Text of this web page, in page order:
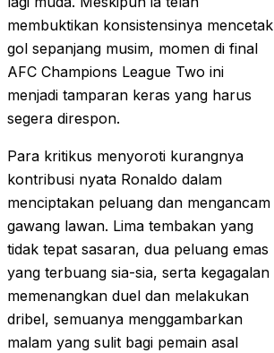
membuktikan konsistensinya mencetak
gol sepanjang musim, momen di final
AFC Champions League Two ini
menjadi tamparan keras yang harus
segera direspon.
Para kritikus menyoroti kurangnya
kontribusi nyata Ronaldo dalam
menciptakan peluang dan mengancam
gawang lawan. Lima tembakan yang
tidak tepat sasaran, dua peluang emas
yang terbuang sia-sia, serta kegagalan
memenangkan duel dan melakukan
dribel, semuanya menggambarkan
malam yang sulit bagi pemain asal